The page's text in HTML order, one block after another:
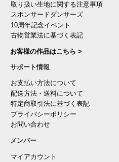
取り扱い生地に関する注意事項
スポンサードダンサーズ
10周年記念イベント
古物営業法に基づく表記
お客様の作品はこちら >
サポート情報
お支払い方法について
配送方法・送料について
特定商取引法に基づく表記
プライバシーポリシー
お問い合わせ
メンバー
マイアカウント